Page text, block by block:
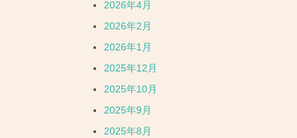
2026年4月
2026年2月
2026年1月
2025年12月
2025年10月
2025年9月
2025年8月